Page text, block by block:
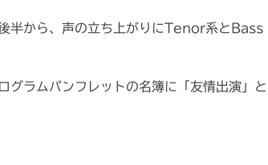
半から、声の立ち上がりにTenor系とBass
グラムパンフレットの名簿に「友情出演」と